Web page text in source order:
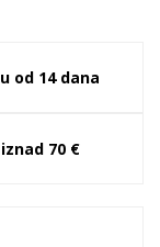
od 14 dana
70 €